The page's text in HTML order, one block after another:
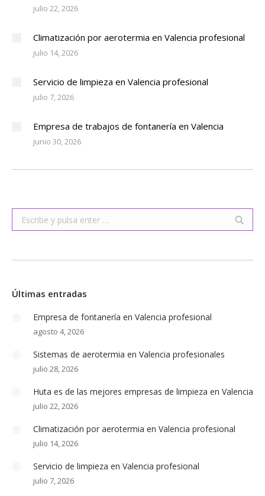
julio 22, 2026
Climatización por aerotermia en Valencia profesional
julio 14, 2026
Servicio de limpieza en Valencia profesional
julio 7, 2026
Empresa de trabajos de fontanería en Valencia
junio 30, 2026
Buscar:
Últimas entradas
Empresa de fontanería en Valencia profesional
agosto 4, 2026
Sistemas de aerotermia en Valencia profesionales
julio 28, 2026
Huta es de las mejores empresas de limpieza en Valencia
julio 22, 2026
Climatización por aerotermia en Valencia profesional
julio 14, 2026
Servicio de limpieza en Valencia profesional
julio 7, 2026